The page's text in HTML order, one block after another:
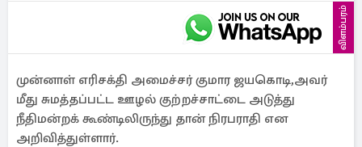
விளம்பரம்
முன்னாள் எரிசக்தி அமைச்சர் குமார ஜயகொடி,அவர்
மீது சுமத்தப்பட்ட ஊழல் குற்றச்சாட்டை அடுத்து
நீதிமன்றக் கூண்டிலிருந்து தான் நிரபராதி என
அறிவித்துள்ளார்.